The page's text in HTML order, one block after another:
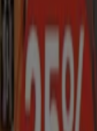
Utvalda